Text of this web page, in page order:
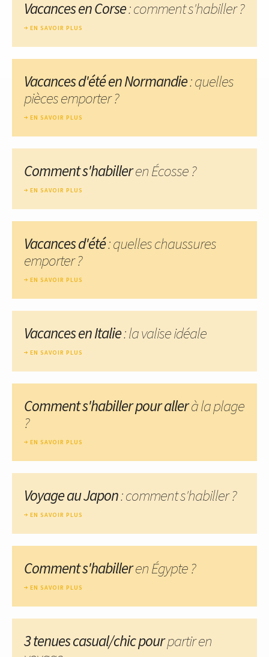
Vacances en Corse: comment s'habiller ?
EN SAVOIR PLUS
Vacances d'été en Normandie: quelles
pièces emporter ?
EN SAVOIR PLUS
Comment s'habilleren Écosse ?
EN SAVOIR PLUS
Vacances d'été: quelles chaussures
emporter ?
EN SAVOIR PLUS
Vacances en Italie: la valise idéale
EN SAVOIR PLUS
Comment s'habiller pour allerà la plage
?
EN SAVOIR PLUS
Voyage au Japon: comment s'habiller ?
EN SAVOIR PLUS
Comment s'habilleren Égypte ?
EN SAVOIR PLUS
3 tenues casual/chic pourpartir en